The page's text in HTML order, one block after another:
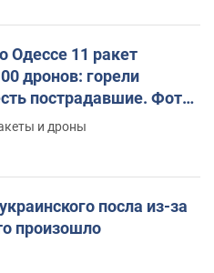
Одессе 11 ракет
дронов: горели
пострадавшие. Фото
и дроны
посла из-за
произошло